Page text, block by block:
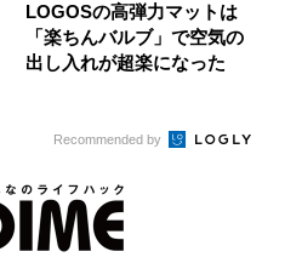
LOGOSの高弾力マットは
「楽ちんバルブ」で空気の
出し入れが超楽になった
Recommended by